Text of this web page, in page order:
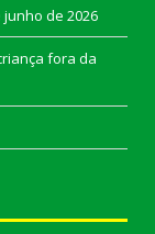
junho de 2026
criança fora da